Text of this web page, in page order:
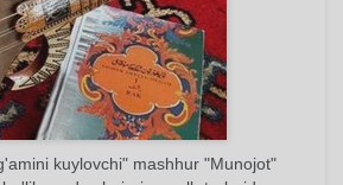
kuylovchi" mashhur "Munojot"